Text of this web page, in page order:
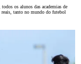
os alunos das academias de
reais, tanto no mundo do futebol